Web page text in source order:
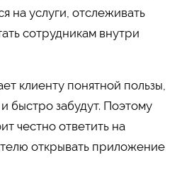
на услуги, отслеживать
сотрудникам внутри
клиенту понятной пользы,
быстро забудут. Поэтому
честно ответить на
открывать приложение